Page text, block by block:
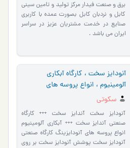
برق و صنعت فیدار مرکز تولید و تامین سینی
کابل و نردبان کابل بصورت عمده با کاربری
صنایع در خدمت مشتریان عزیز در سراسر
ایران می باشد .
آنودایز سخت ، کارگاه آبکاری
آلومینیوم ، انواع پروسه های
آنودایزینگ
سکوتی
آنودایز سخت آندایز سخت +++ کارگاه
صنعتی آندایز سخت +++ آبکاری آلومینیوم
انواع پروسه های آنودایزینگ کارگاه صنعتی
آنودایز سخت پوشش آنودایز سخت بر روی